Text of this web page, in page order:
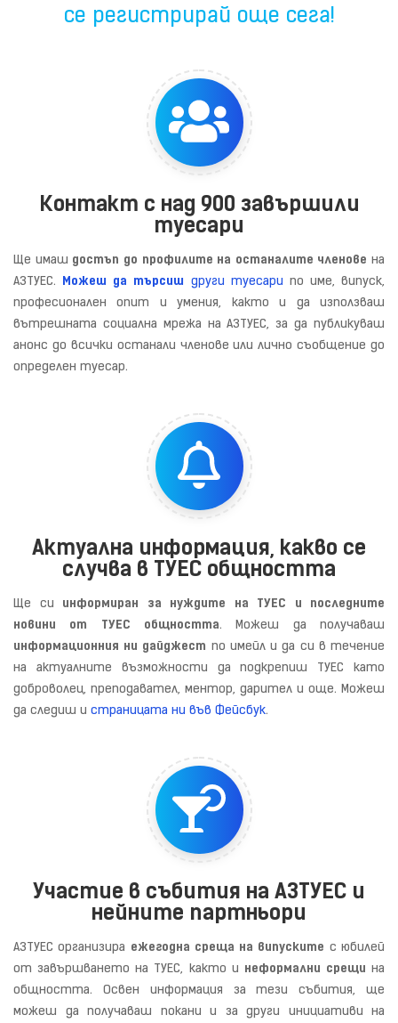
се регистрирай още сега!
Контакт с над 900 завършили
туесари
Ще имаш достъп до профилите на останалите членове на
АЗТУЕС. Можеш да търсиш други туесари по име, випуск,
професионален опит и умения, както и да използваш
вътрешната социална мрежа на АЗТУЕС, за да публикуваш
анонс до всички останали членове или лично съобщение до
определен туесар.
Актуална информация, какво се
случва в ТУЕС общността
Ще си информиран за нуждите на ТУЕС и последните
новини от ТУЕС общността. Можеш да получаваш
информационния ни дайджест по имейл и да си в течение
на актуалните възможности да подкрепиш ТУЕС като
доброволец, преподавател, ментор, дарител и още. Можеш
да следиш и страницата ни във Фейсбук.
Участие в събития на АЗТУЕС и
нейните партньори
АЗТУЕС организира ежегодна среща на випуските с юбилей
от завършването на ТУЕС, както и неформални срещи на
общността. Освен информация за тези събития, ще
можеш да получаваш покани и за други инициативи на